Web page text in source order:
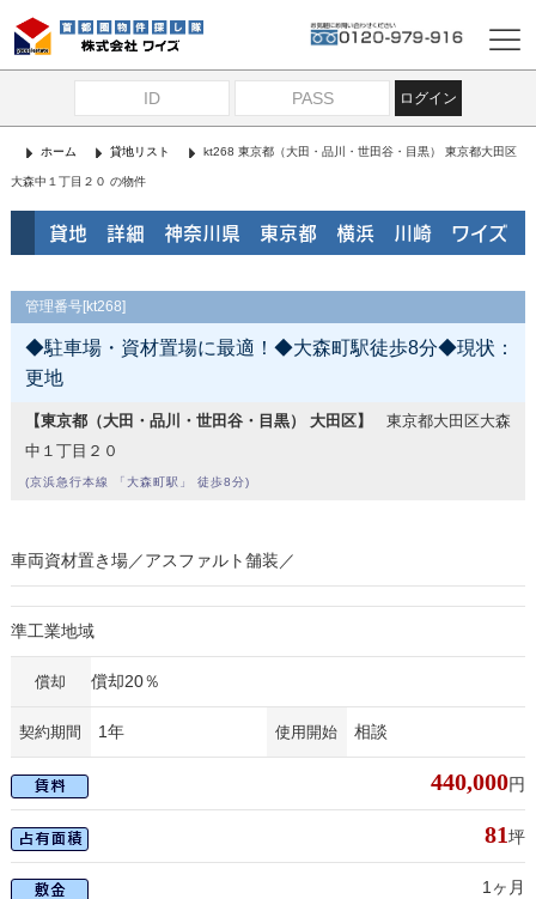
ログイン
ホーム 貸地リスト kt268 東京都（大田・品川・世田谷・目黒） 東京都大田区
大森中１丁目２０ の物件
貸地 詳細 神奈川県 東京都 横浜 川崎 ワイズ
管理番号[kt268]
◆駐車場・資材置場に最適！◆大森町駅徒歩8分◆現状：
更地
【東京都（大田・品川・世田谷・目黒） 大田区】
東京都大田区大森
中１丁目２０
(京浜急行本線 「大森町駅」 徒歩8分)
車両資材置き場／アスファルト舗装／
準工業地域
償却 償却20％
契約期間 1年 使用開始 相談
440,000円
81坪
1ヶ月